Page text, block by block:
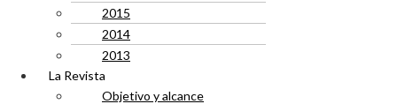
2015
2014
2013
La Revista
Objetivo y alcance